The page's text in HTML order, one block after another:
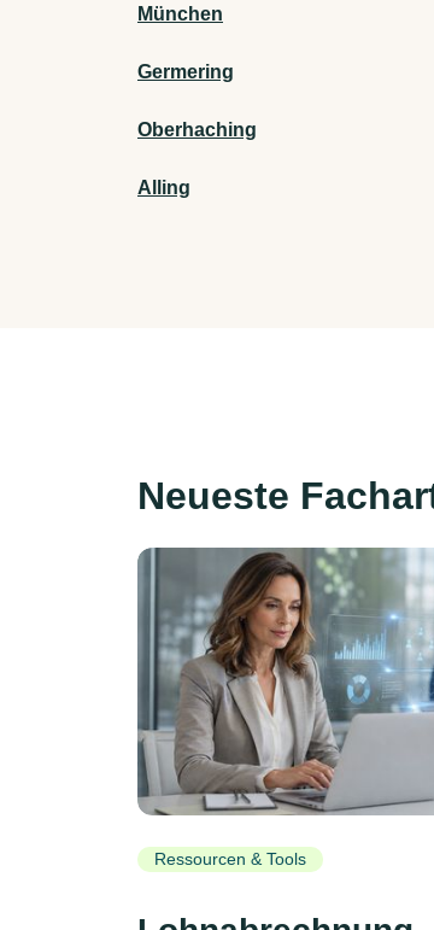
München
Germering
Oberhaching
Alling
Neueste
Ressourcen & Tools